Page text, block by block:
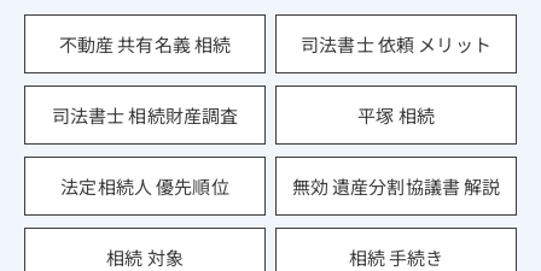
不動産 共有名義 相続 司法書士 依頼 メリット
司法書士 相続財産調査 平塚 相続
法定相続人 優先順位 無効 遺産分割協議書 解説
相続 対象 相続 手続き